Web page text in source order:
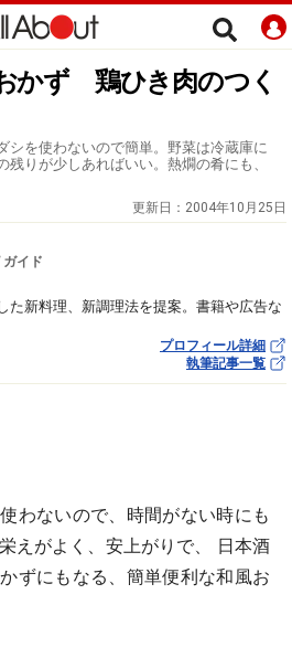
かず 鶏ひき肉のつく
シを使わないので簡単。野菜は冷蔵庫に
りが少しあればいい。熱燗の肴にも、
更新日： 2004年10月25日
イド
た新料理、新調理法を提案。書籍や広告な
プロフィール詳細
執筆記事一覧
わないので、時間がない時にも
えがよく、安上がりで、 日本酒
ずにもなる、簡単便利な和風お